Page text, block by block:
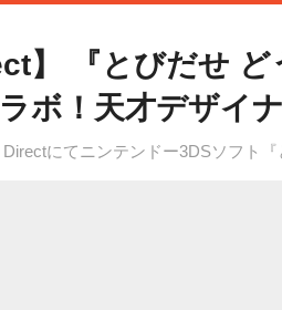
】 『とびだせ
ボ！天才デザイ
にてニンテンドー3DSソフト